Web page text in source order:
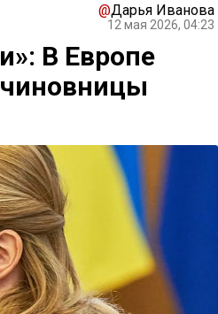
@Дарья Иванова
12 мая 2026, 04:23
В Европе
чиновницы